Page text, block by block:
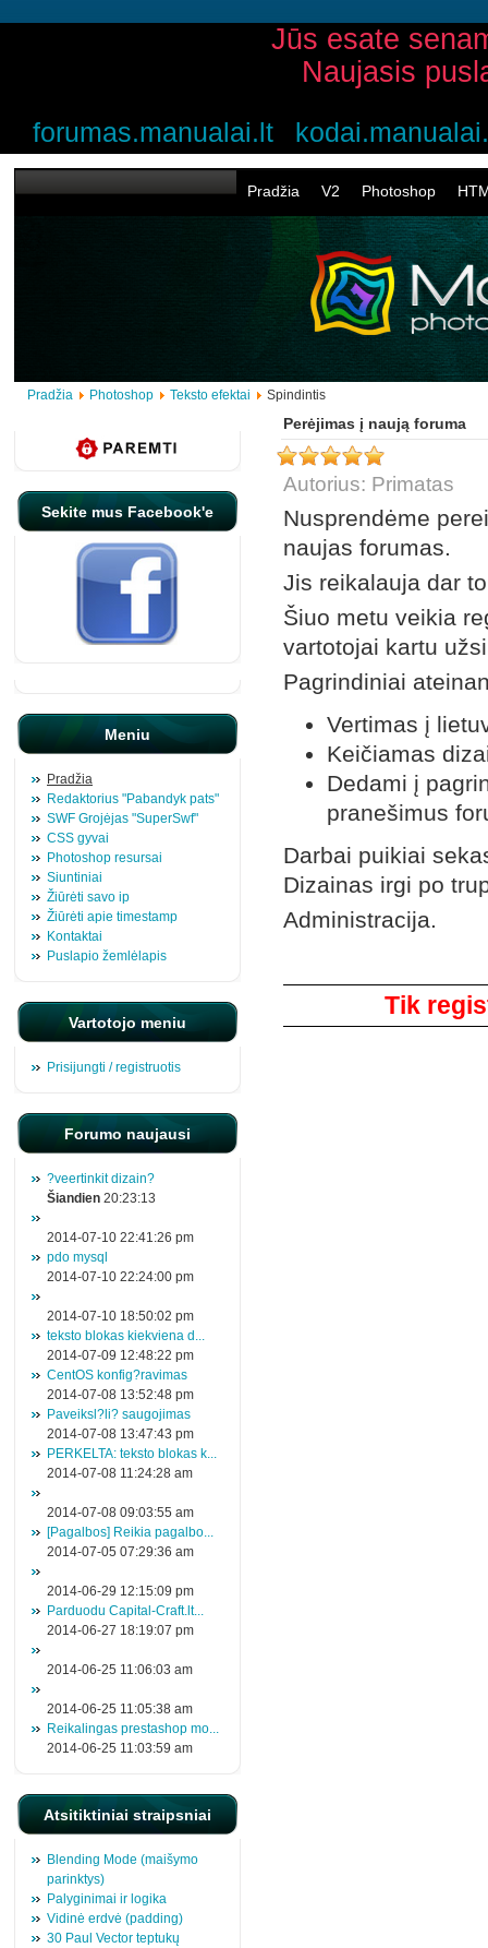
Jūs esate
Naujasis
forumas.manualai.lt
Pradžia V2 Photoshop
Pradžia Photoshop Teksto efektai Spindintis
Sekite mus Facebook'e
Meniu
Pradžia
Redaktorius "Pabandyk pats"
SWF Grojėjas "SuperSwf"
CSS gyvai
Photoshop resursai
Siuntiniai
Žiūrėti savo ip
Žiūrėti apie timestamp
Kontaktai
Puslapio žemlėlapis
Vartotojo meniu
Prisijungti / registruotis
Forumo naujausi
?veertinkit dizain?
Šiandien 20:23:13
2014-07-10 22:41:26 pm
pdo mysql
2014-07-10 22:24:00 pm
2014-07-10 18:50:02 pm
teksto blokas kiekviena d...
2014-07-09 12:48:22 pm
CentOS konfig?ravimas
2014-07-08 13:52:48 pm
Paveiksl?li? saugojimas
2014-07-08 13:47:43 pm
PERKELTA: teksto blokas k...
2014-07-08 11:24:28 am
2014-07-08 09:03:55 am
[Pagalbos] Reikia pagalbo...
2014-07-05 07:29:36 am
2014-06-29 12:15:09 pm
Parduodu Capital-Craft.lt...
2014-06-27 18:19:07 pm
2014-06-25 11:06:03 am
2014-06-25 11:05:38 am
Reikalingas prestashop mo...
2014-06-25 11:03:59 am
Atsitiktiniai straipsniai
Blending Mode (maišymo
parinktys)
Palyginimai ir logika
Vidinė erdvė (padding)
30 Paul Vector teptukų
Perėjimas į naują foruma
Autorius: Primatas
Nusprendėme
naujas forumas.
Jis reikalauja dar
Šiuo metu veikia
vartotojai kartu
Pagrindiniai
Vertimas į
Keičiamas
Dedami į
pranešimus
Darbai puikiai
Dizainas irgi po
Administracija.
Tik